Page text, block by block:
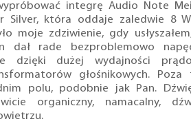
integrę Audio Note
Silver, która oddaje zaledwie 8
moje zdziwienie, gdy
dał rade bezproblemowo
dzięki dużej wydajności
głośnikowych. Poza
polu, podobnie jak Pan.
organiczny, namacalny,